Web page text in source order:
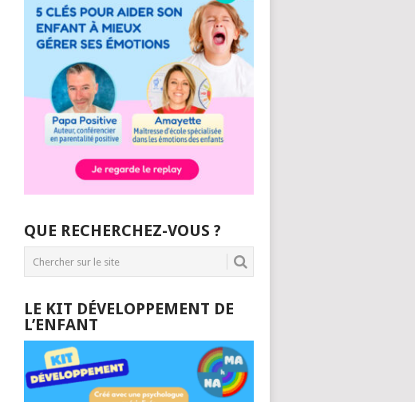
QUE RECHERCHEZ-VOUS ?
LE KIT DÉVELOPPEMENT DE
L’ENFANT